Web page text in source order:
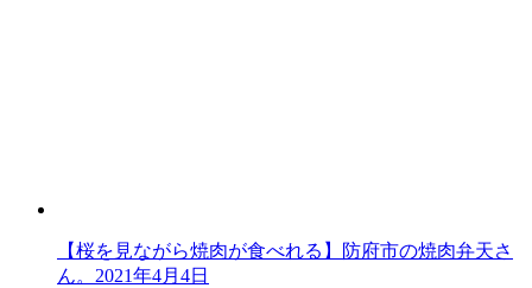
【桜を見ながら焼肉が食べれる】防府市の焼肉弁天さ
ん。 2021年4月4日